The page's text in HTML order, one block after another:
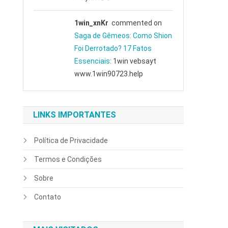
1win_xnKr commented on
Saga de Gêmeos: Como Shion
Foi Derrotado? 17 Fatos
Essenciais: 1win vebsayt
www.1win90723.help
LINKS IMPORTANTES
Política de Privacidade
Termos e Condições
Sobre
Contato